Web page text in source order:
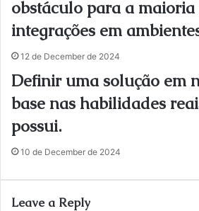
obstáculo para a maioria
integrações em
12 de December de 2024
Definir uma solução em
base nas habilidades
possui.
10 de December de 2024
Leave a Reply